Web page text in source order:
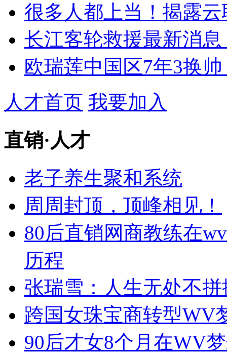
很多人都上当！揭露
长江客轮救援最新消
欧瑞莲中国区7年3换
人才首页 我要加入
直销· 人才
老子养生聚和系统
周周封顶，顶峰相见！
80后直销网商教练在
历程
张瑞雪：人生无处不拼
跨国女珠宝商转型WV
90后才女8个月在WV